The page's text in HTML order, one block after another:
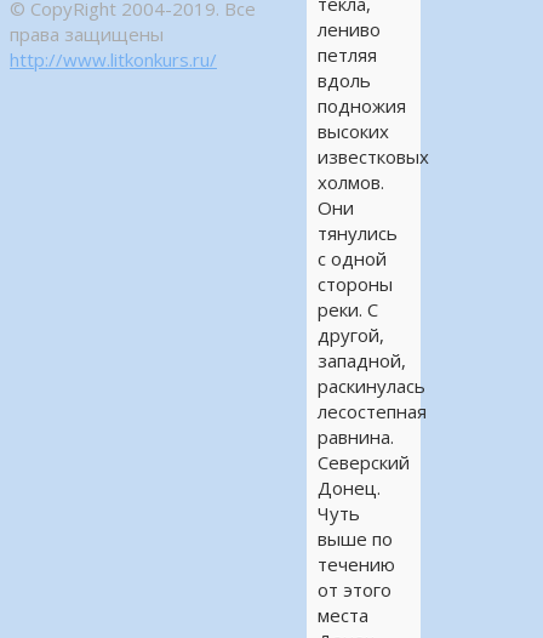
лениво
петляя
вдоль
подножия
высоких
известковых
холмов.
Они
тянулись
с одной
стороны
реки. С
другой,
западной,
раскинулась
лесостепная
равнина.
Северский
Донец.
Чуть
выше по
течению
от этого
места
© CopyRight 2004-2019. Все
права защищены
http://www.litkonkurs.ru/